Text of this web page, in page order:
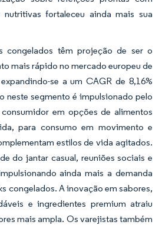
fortaleceu ainda mais sua
congelados têm projeção de ser o
mais rápido no mercado europeu de
se a um CAGR de 8,16%
neste segmento é impulsionado pelo
em opções de alimentos
para consumo em movimento e
estilos de vida agitados.
do jantar casual, reuniões sociais e
ainda mais a demanda
congelados. A inovação em sabores,
e ingredientes premium atraiu
mais ampla. Os varejistas também